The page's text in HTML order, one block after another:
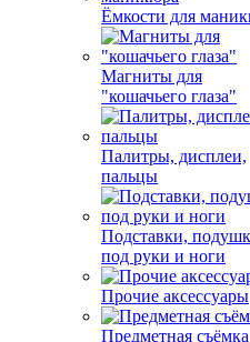
Ёмкости для
Магниты для
"кошачьего глаза"
Палитры, дисплеи,
пальцы
Подставки,
под руки и ноги
Прочие аксессуары
Предметная съёмка